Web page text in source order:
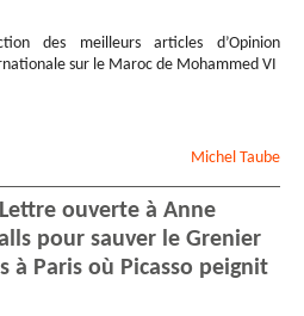
des meilleurs articles d’Opinion
sur le Maroc de Mohammed VI
Michel Taube
Lettre ouverte à Anne
pour sauver le Grenier
à Paris où Picasso peignit